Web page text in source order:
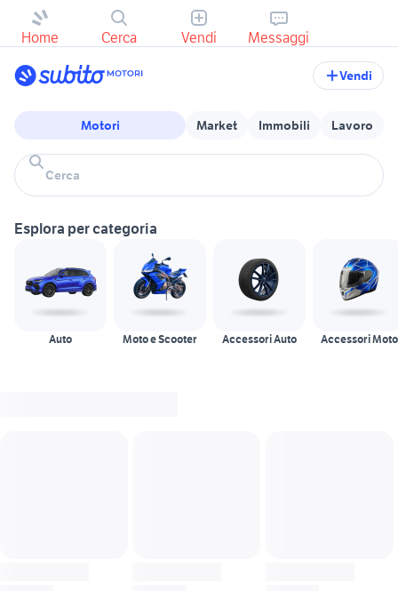
Home Cerca Vendi Messaggi
Vendi
Motori Market Immobili Lavoro
Esplora per categoria
Auto Moto e Scooter Accessori Auto Accessori Moto